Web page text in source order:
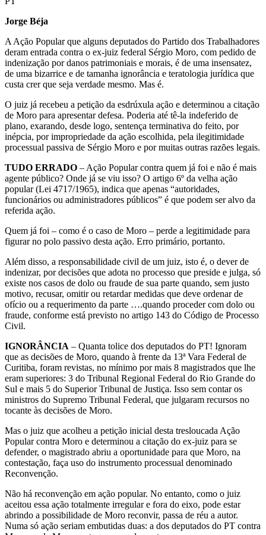
Jorge Béja
A Ação Popular que alguns deputados do Partido dos Trabalhadores
deram entrada contra o ex-juiz federal Sérgio Moro, com pedido de
indenização por danos patrimoniais e morais, é de uma insensatez,
de uma bizarrice e de tamanha ignorância e teratologia jurídica que
custa crer que seja verdade mesmo. Mas é.
O juiz já recebeu a petição da esdrúxula ação e determinou a citação
de Moro para apresentar defesa. Poderia até tê-la indeferido de
plano, exarando, desde logo, sentença terminativa do feito, por
inépcia, por impropriedade da ação escolhida, pela ilegitimidade
processual passiva de Sérgio Moro e por muitas outras razões legais.
TUDO ERRADO – Ação Popular contra quem já foi e não é mais
agente público? Onde já se viu isso? O artigo 6º da velha ação
popular (Lei 4717/1965), indica que apenas “autoridades,
funcionários ou administradores públicos” é que podem ser alvo da
referida ação.
Quem já foi – como é o caso de Moro – perde a legitimidade para
figurar no polo passivo desta ação. Erro primário, portanto.
Além disso, a responsabilidade civil de um juiz, isto é, o dever de
indenizar, por decisões que adota no processo que preside e julga, só
existe nos casos de dolo ou fraude de sua parte quando, sem justo
motivo, recusar, omitir ou retardar medidas que deve ordenar de
ofício ou a requerimento da parte ….quando proceder com dolo ou
fraude, conforme está previsto no artigo 143 do Código de Processo
Civil.
IGNORÂNCIA – Quanta tolice dos deputados do PT! Ignoram
que as decisões de Moro, quando à frente da 13ª Vara Federal de
Curitiba, foram revistas, no mínimo por mais 8 magistrados que lhe
eram superiores: 3 do Tribunal Regional Federal do Rio Grande do
Sul e mais 5 do Superior Tribunal de Justiça. Isso sem contar os
ministros do Supremo Tribunal Federal, que julgaram recursos no
tocante às decisões de Moro.
Mas o juiz que acolheu a petição inicial desta tresloucada Ação
Popular contra Moro e determinou a citação do ex-juiz para se
defender, o magistrado abriu a oportunidade para que Moro, na
contestação, faça uso do instrumento processual denominado
Reconvenção.
Não há reconvenção em ação popular. No entanto, como o juiz
aceitou essa ação totalmente irregular e fora do eixo, pode estar
abrindo a possibilidade de Moro reconvir, passa de réu a autor.
Numa só ação seriam embutidas duas: a dos deputados do PT contra